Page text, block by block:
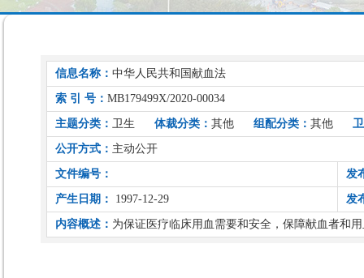
信息名称： 中华人民共和国献血法
索 引 号： MB179499X/2020-00034
主题分类： 卫生 体裁分类： 其他 组配分类： 其他
公开方式： 主动公开
文件编号： 发
产生日期： 1997-12-29 发
内容概述： 为保证医疗临床用血需要和安全，保障献血者和